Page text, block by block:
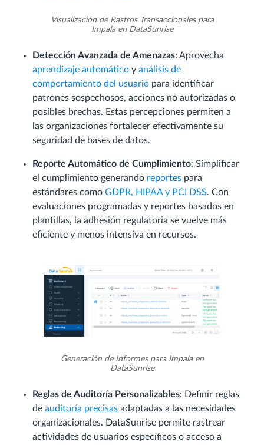
Visualización de Rastros Transaccionales para
Impala en DataSunrise
Detección Avanzada de Amenazas: Aprovecha
aprendizaje automático y análisis de
comportamiento del usuario para identificar
patrones sospechosos, acciones no autorizadas o
posibles brechas. Estas percepciones permiten a
las organizaciones fortalecer efectivamente su
seguridad de bases de datos.
Reporte Automático de Cumplimiento: Simplificar
el cumplimiento generando reportes para
estándares como GDPR, HIPAA y PCI DSS. Con
evaluaciones programadas y reportes basados en
plantillas, la adhesión regulatoria se vuelve más
eficiente y menos intensiva en recursos.
Generación de Informes para Impala en
DataSunrise
Reglas de Auditoría Personalizables: Definir reglas
de auditoría precisas adaptadas a las necesidades
organizacionales. DataSunrise permite rastrear
actividades de usuarios específicos o acceso a